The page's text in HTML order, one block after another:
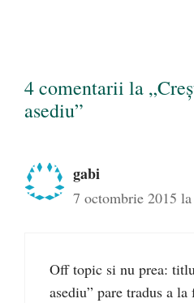
4 comentarii la
asediu”
gabi
7 octombrie 2015
Off topic si nu prea:
asediu” pare tradus a